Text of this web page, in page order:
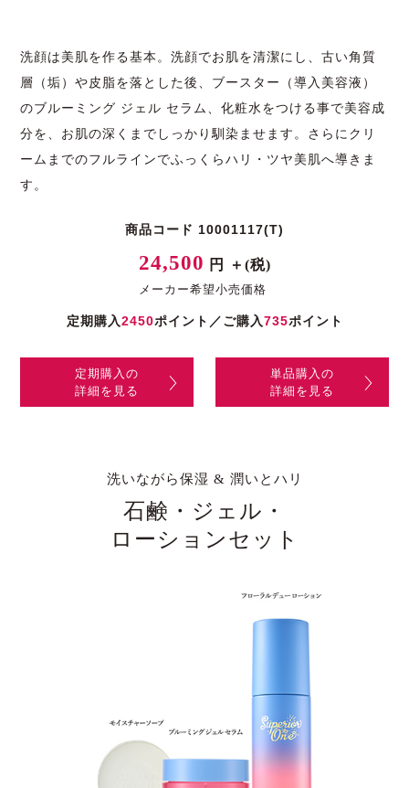
洗顔は美肌を作る基本。洗顔でお肌を清潔にし、古い角質
層（垢）や皮脂を落とした後、ブースター（導入美容液）
のブルーミング ジェル セラム、化粧水をつける事で美容成
分を、お肌の深くまでしっかり馴染ませます。さらにクリ
ームまでのフルラインでふっくらハリ・ツヤ美肌へ導きま
す。
商品コード 10001117(T)
24,500 円 ＋(税)
メーカー希望小売価格
定期購入2450ポイント／ご購入735ポイント
定期購入の
詳細を見る
単品購入の
詳細を見る
洗いながら保湿 & 潤いとハリ
石鹸・ジェル・
ローションセット